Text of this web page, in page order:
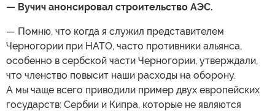
— Вучич анонсировал строительство АЭС.
— Помню, что когда я служил представителем
Черногории при НАТО, часто противники альянса,
особенно в сербской части Черногории, утверждали,
что членство повысит наши расходы на оборону.
А мы чаще всего приводили пример двух европейских
государств: Сербии и Кипра, которые не являются